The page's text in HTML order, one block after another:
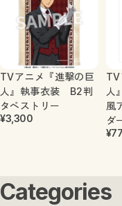
TVアニメ『進撃の巨
人』執事衣装 B2判
タペストリー
¥3,300
TV
人
風
ダ
Categories